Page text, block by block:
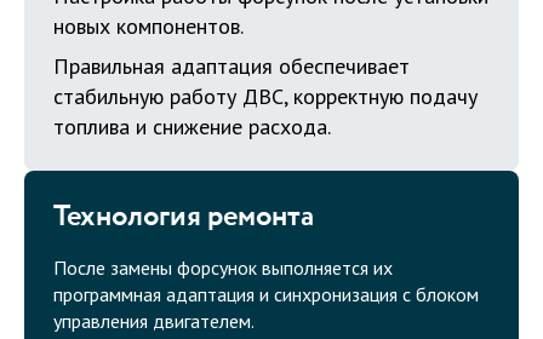
новых компонентов.
Правильная адаптация обеспечивает
стабильную работу ДВС, корректную подачу
топлива и снижение расхода.
Технология ремонта
После замены форсунок выполняется их
программная адаптация и синхронизация с блоком
управления двигателем.